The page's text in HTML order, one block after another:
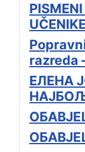
UČENIKE
razreda
ЕЛЕНА